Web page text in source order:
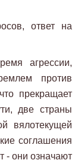
ответ на
агрессии,
против
прекращает
две страны
вялотекущей
соглашения
- они означают